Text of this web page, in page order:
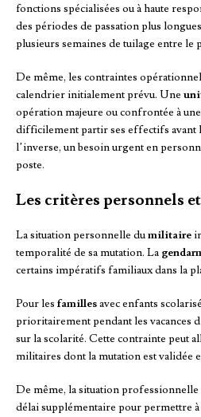
fonctions spécialisées ou à haute
des périodes de passation plus
plusieurs semaines de tuilage entre le
De même, les contraintes
calendrier initialement prévu. Une
opération majeure ou confrontée à
difficilement partir ses effectifs avant
l’inverse, un besoin urgent en
poste.
Les critères personnels
La situation personnelle dumilitaire
temporalité de sa mutation. La
certains impératifs familiaux dans la
Pour les famillesavec enfants
prioritairement pendant les vacances
sur la scolarité. Cette contrainte peut
militaires dont la mutation est validée
De même, la situation professionnelle
délai supplémentaire pour permettre